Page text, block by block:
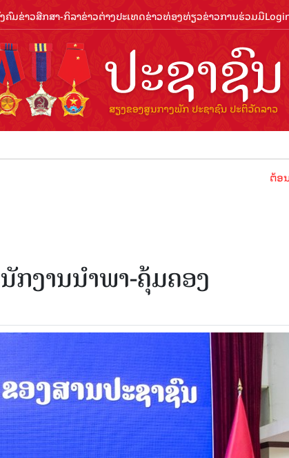
ຄົມຂ່າວສືກສາ-ກິລາຂ່າວຕ່າງປະເທດຂ່າວທ່ອງທ່ຽວຂ່າວການຮ່ວມມື
ຕ້ອນຮັບປີທ່ອງ
ກງານນຳພາ-ຄຸ້ມຄອງ